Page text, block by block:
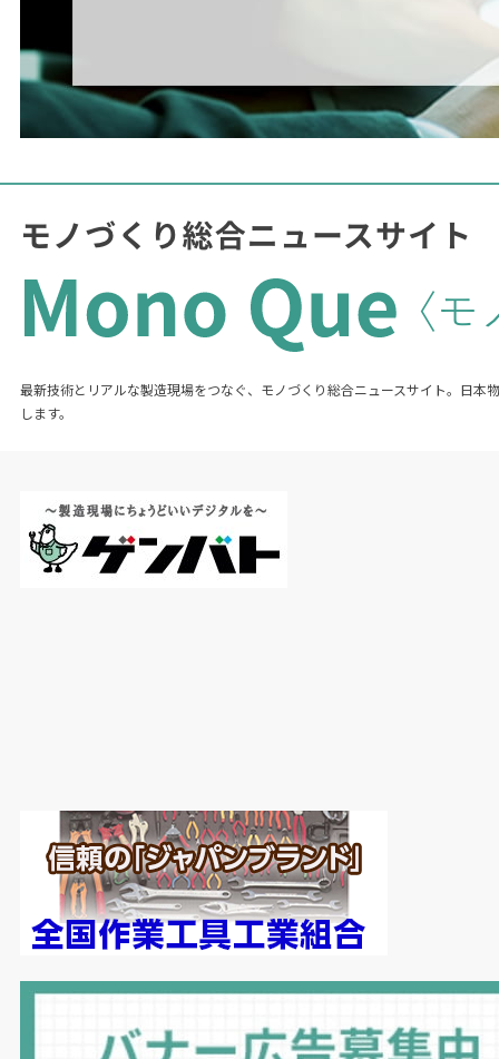
最新技術とリアルな製造現場をつなぐ、モノづくり総合ニュースサイト。日本
します。